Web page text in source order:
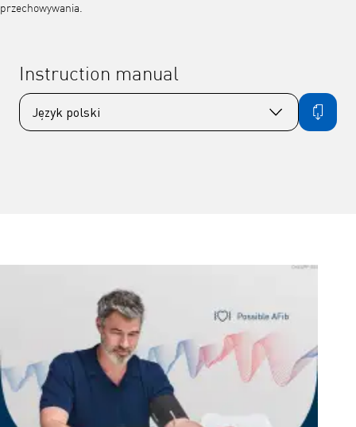
przechowywania.
Instruction manual